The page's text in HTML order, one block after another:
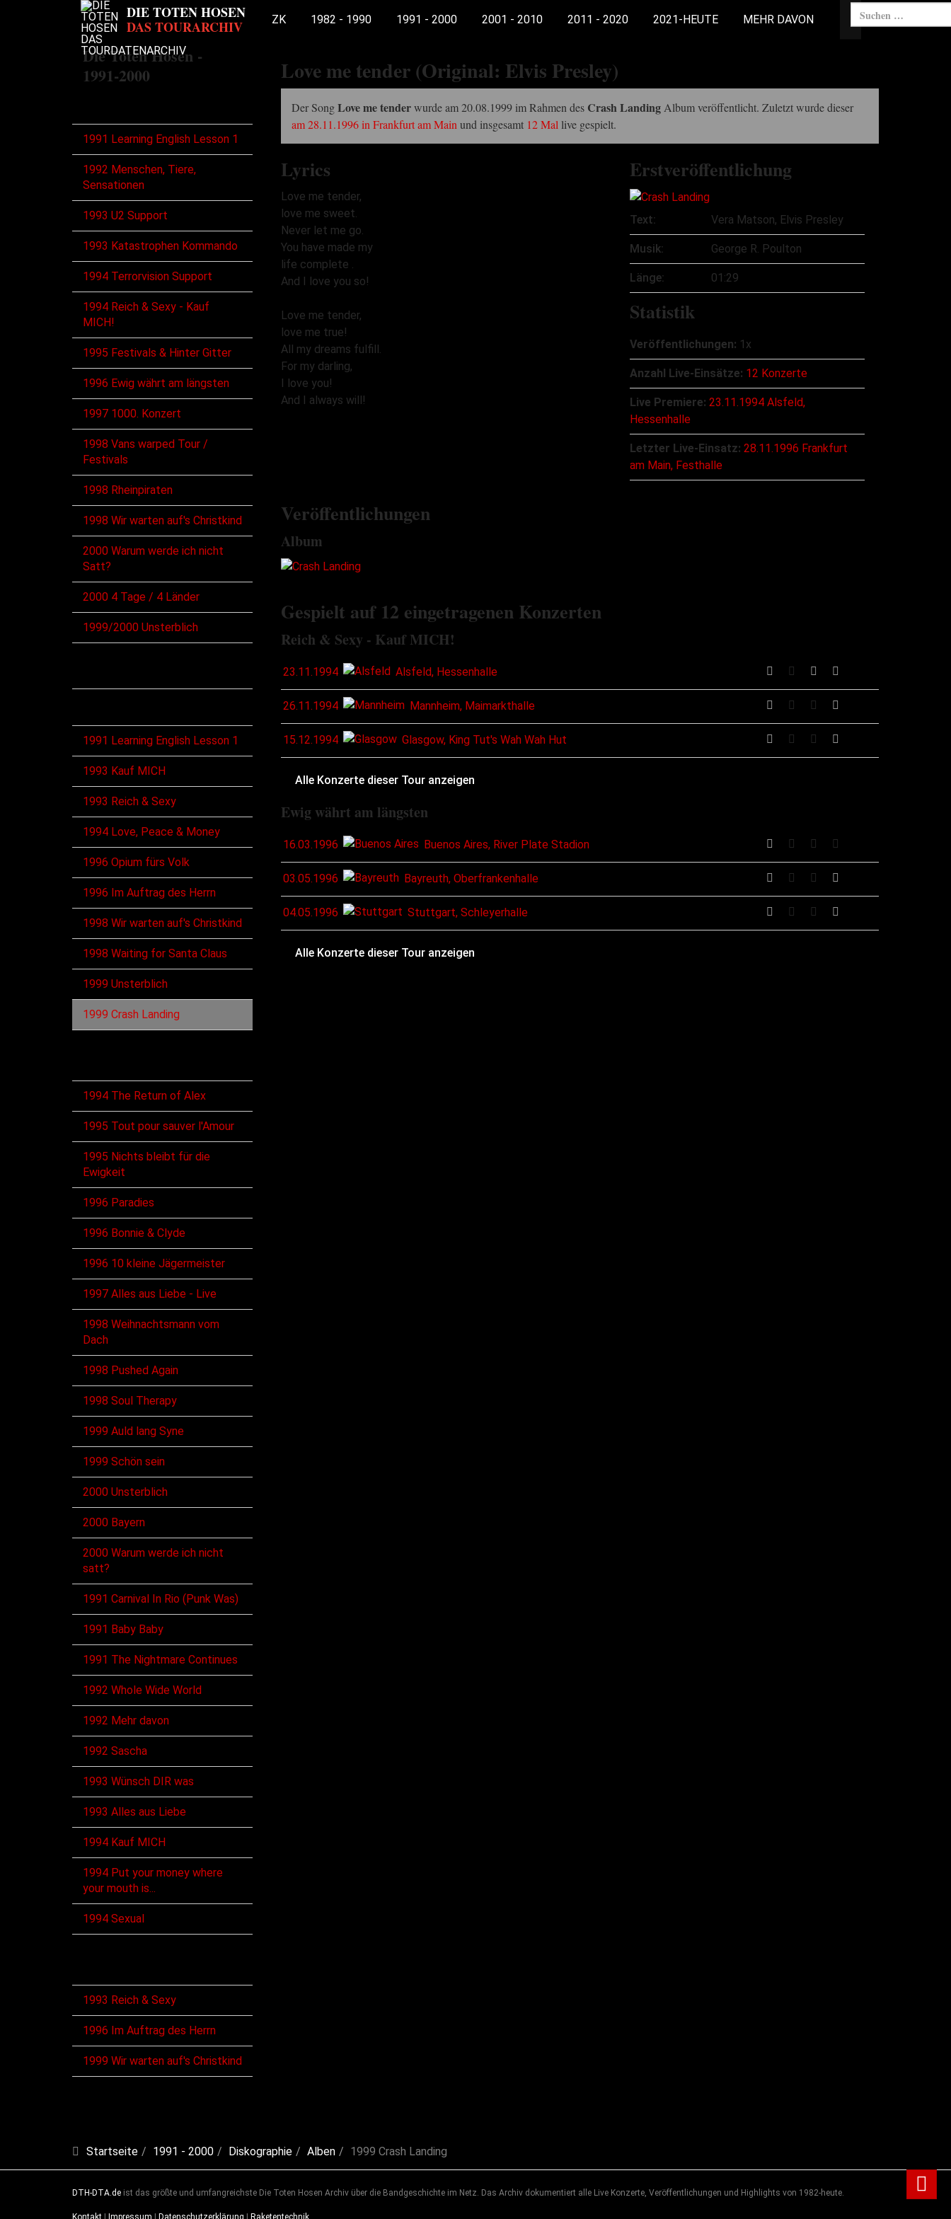
ZK 1982 - 1990 1991 - 2000 2001 - 2010 2011 - 2020 2021-HEUTE MEHR DAVON
Love me tender (Original: Elvis Presley)
Der SongLove me tenderwurde am 20.08.1999 im Rahmen des Crash Landing Album veröffentlicht. Zuletzt wurde dieser
am 28.11.1996 in Frankfurt am Main und insgesamt 12 Mal live gespielt.
Lyrics
Love me tender,
love me sweet.
Never let me go.
You have made my
life complete .
And I love you so!
Love me tender,
love me true!
All my dreams fulfill.
For my darling,
I love you!
And I always will!
Erstveröffentlichung
Text: Vera Matson, Elvis Presley
Musik: George R. Poulton
Länge: 01:29
Statistik
Veröffentlichungen: 1x
Anzahl Live-Einsätze: 12 Konzerte
Live Premiere: 23.11.1994 Alsfeld,
Hessenhalle
Letzter Live-Einsatz: 28.11.1996 Frankfurt
am Main, Festhalle
Veröffentlichungen
Album
Gespielt auf 12 eingetragenen Konzerten
Reich & Sexy - Kauf MICH!
23.11.1994 Alsfeld, Hessenhalle
26.11.1994 Mannheim, Maimarkthalle
15.12.1994 Glasgow, King Tut's Wah Wah Hut
Alle Konzerte dieser Tour anzeigen
Ewig währt am längsten
16.03.1996 Buenos Aires, River Plate Stadion
03.05.1996 Bayreuth, Oberfrankenhalle
04.05.1996 Stuttgart, Schleyerhalle
Alle Konzerte dieser Tour anzeigen
Die Toten Hosen -
1991-2000
1991 Learning English Lesson 1
1992 Menschen, Tiere,
Sensationen
1993 U2 Support
1993 Katastrophen Kommando
1994 Terrorvision Support
1994 Reich & Sexy - Kauf
MICH!
1995 Festivals & Hinter Gitter
1996 Ewig währt am längsten
1997 1000. Konzert
1998 Vans warped Tour /
Festivals
1998 Rheinpiraten
1998 Wir warten auf's Christkind
2000 Warum werde ich nicht
Satt?
2000 4 Tage / 4 Länder
1999/2000 Unsterblich
1991 Learning English Lesson 1
1993 Kauf MICH
1993 Reich & Sexy
1994 Love, Peace & Money
1996 Opium fürs Volk
1996 Im Auftrag des Herrn
1998 Wir warten auf's Christkind
1998 Waiting for Santa Claus
1999 Unsterblich
1999 Crash Landing
1994 The Return of Alex
1995 Tout pour sauver l'Amour
1995 Nichts bleibt für die
Ewigkeit
1996 Paradies
1996 Bonnie & Clyde
1996 10 kleine Jägermeister
1997 Alles aus Liebe - Live
1998 Weihnachtsmann vom
Dach
1998 Pushed Again
1998 Soul Therapy
1999 Auld lang Syne
1999 Schön sein
2000 Unsterblich
2000 Bayern
2000 Warum werde ich nicht
satt?
1991 Carnival In Rio (Punk Was)
1991 Baby Baby
1991 The Nightmare Continues
1992 Whole Wide World
1992 Mehr davon
1992 Sascha
1993 Wünsch DIR was
1993 Alles aus Liebe
1994 Kauf MICH
1994 Put your money where
your mouth is...
1994 Sexual
1993 Reich & Sexy
1996 Im Auftrag des Herrn
1999 Wir warten auf's Christkind
Startseite 1991 - 2000 Diskographie Alben 1999 Crash Landing
DTH-DTA.de ist das größte und umfangreichste Die Toten Hosen Archiv über die Bandgeschichte im Netz. Das Archiv dokumentiert alle Live Konzerte, Veröffentlichungen und Highlights von 1982-heute.
Kontakt Impressum Datenschutzerklärung Raketentechnik